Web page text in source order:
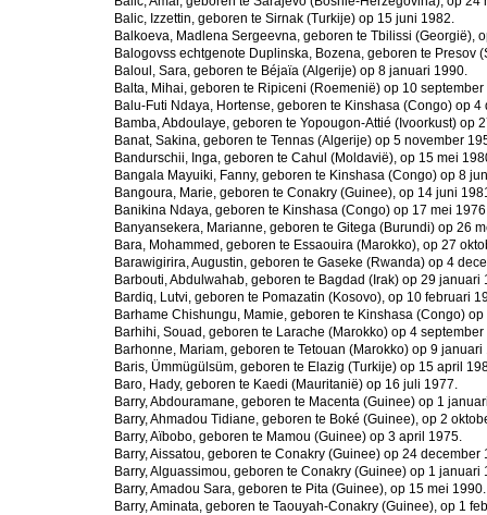
Balic, Izzettin, geboren te Sirnak (Turkije) op 15 juni 1982.
Balkoeva, Madlena Sergeevna, geboren te Tbilissi (Georgië),
Balogovss echtgenote Duplinska, Bozena, geboren te Presov
Baloul, Sara, geboren te Béjaïa (Algerije) op 8 januari 1990.
Balta, Mihai, geboren te Ripiceni (Roemenië) op 10 september
Balu-Futi Ndaya, Hortense, geboren te Kinshasa (Congo) op 4
Bamba, Abdoulaye, geboren te Yopougon-Attié (Ivoorkust) op
Banat, Sakina, geboren te Tennas (Algerije) op 5 november
Bandurschii, Inga, geboren te Cahul (Moldavië), op 15 mei
Bangala Mayuiki, Fanny, geboren te Kinshasa (Congo) op 8
Bangoura, Marie, geboren te Conakry (Guinee), op 14 juni
Banikina Ndaya, geboren te Kinshasa (Congo) op 17 mei
Banyansekera, Marianne, geboren te Gitega (Burundi) op 26
Bara, Mohammed, geboren te Essaouira (Marokko), op 27
Barawigirira, Augustin, geboren te Gaseke (Rwanda) op 4
Barbouti, Abdulwahab, geboren te Bagdad (Irak) op 29 januari
Bardiq, Lutvi, geboren te Pomazatin (Kosovo), op 10 februari
Barhame Chishungu, Mamie, geboren te Kinshasa (Congo)
Barhihi, Souad, geboren te Larache (Marokko) op 4 september
Barhonne, Mariam, geboren te Tetouan (Marokko) op 9 januari
Baris, Ümmügülsüm, geboren te Elazig (Turkije) op 15 april
Baro, Hady, geboren te Kaedi (Mauritanië) op 16 juli 1977.
Barry, Abdouramane, geboren te Macenta (Guinee) op 1
Barry, Ahmadou Tidiane, geboren te Boké (Guinee), op 2
Barry, Aïbobo, geboren te Mamou (Guinee) op 3 april 1975.
Barry, Aissatou, geboren te Conakry (Guinee) op 24 december
Barry, Alguassimou, geboren te Conakry (Guinee) op 1 januari
Barry, Amadou Sara, geboren te Pita (Guinee), op 15 mei 1990.
Barry, Aminata, geboren te Taouyah-Conakry (Guinee), op 1